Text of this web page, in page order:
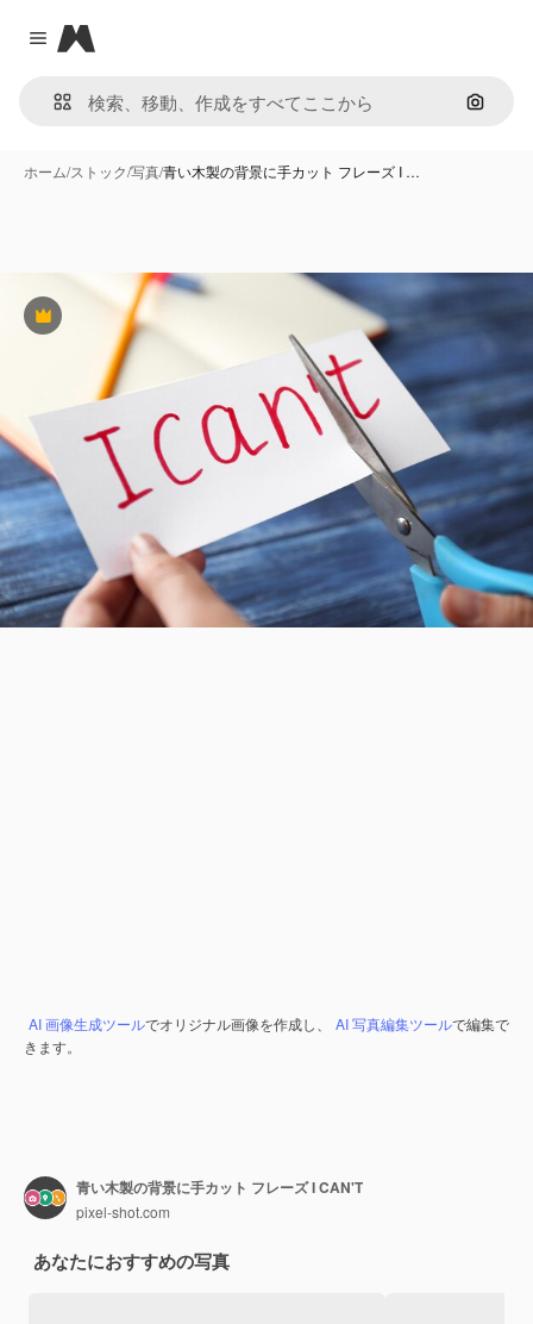
Close menu
Magnific
画像で
ホーム/ストック/写真/青い木製の背景に手カット フレーズ I …
Premium
AI 画像生成ツールでオリジナル画像を作成し、 AI 写真編集ツールで編集で
きます。
青い木製の背景に手カット フレーズ I CAN'T
pixel-shot.com
あなたにおすすめの写真